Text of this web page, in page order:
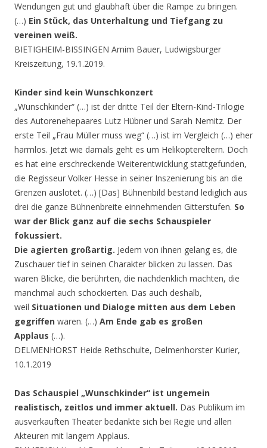
Wendungen gut und glaubhaft über die Rampe zu bringen.
(…) Ein Stück, das Unterhaltung und Tiefgang zu
vereinen weiß.
BIETIGHEIM-BISSINGEN Arnim Bauer, Ludwigsburger
Kreiszeitung, 19.1.2019.
Kinder sind kein Wunschkonzert
„Wunschkinder“ (…) ist der dritte Teil der Eltern-Kind-Trilogie
des Autorenehepaares Lutz Hübner und Sarah Nemitz. Der
erste Teil „Frau Müller muss weg“ (…) ist im Vergleich (…) eher
harmlos. Jetzt wie damals geht es um Helikoptereltern. Doch
es hat eine erschreckende Weiterentwicklung stattgefunden,
die Regisseur Volker Hesse in seiner Inszenierung bis an die
Grenzen auslotet. (…) [Das] Bühnenbild bestand lediglich aus
drei die ganze Bühnenbreite einnehmenden Gitterstufen. So
war der Blick ganz auf die sechs Schauspieler
fokussiert.
Die agierten großartig. Jedem von ihnen gelang es, die
Zuschauer tief in seinen Charakter blicken zu lassen. Das
waren Blicke, die berührten, die nachdenklich machten, die
manchmal auch schockierten. Das auch deshalb,
weil Situationen und Dialoge mitten aus dem Leben
gegriffen waren. (…) Am Ende gab es großen
Applaus (…).
DELMENHORST Heide Rethschulte, Delmenhorster Kurier,
10.1.2019
Das Schauspiel „Wunschkinder“ ist ungemein
realistisch, zeitlos und immer aktuell. Das Publikum im
ausverkauften Theater bedankte sich bei Regie und allen
Akteuren mit langem Applaus.